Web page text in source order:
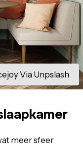
Via Unpslash
meer sfeer